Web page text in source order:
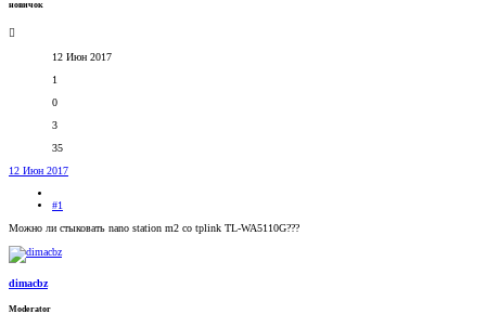
новичок
12 Июн 2017
1
0
3
35
12 Июн 2017
#1
Можно ли стыковать nano station m2 со tplink TL-WA5110G???
dimacbz
Moderator